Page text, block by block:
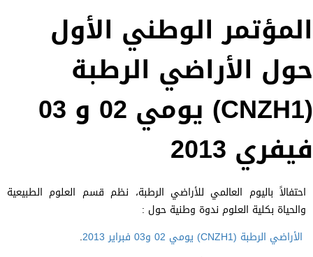
المؤتمر الوطني الأول
حول الأراضي الرطبة
(CNZH1) يومي 02 و 03
فيفري 2013
احتفالاً باليوم العالمي للأراضي الرطبة، نظم قسم العلوم الطبيعية
والحياة بكلية العلوم ندوة وطنية حول :
الأراضي الرطبة (CNZH1) يومي 02 و03 فبراير 2013
.